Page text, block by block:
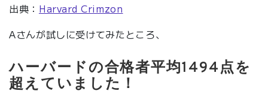
出典： Harvard Crimzon
Aさんが試しに受けてみたところ、
ハーバードの合格者平均1494点を
超えていました！